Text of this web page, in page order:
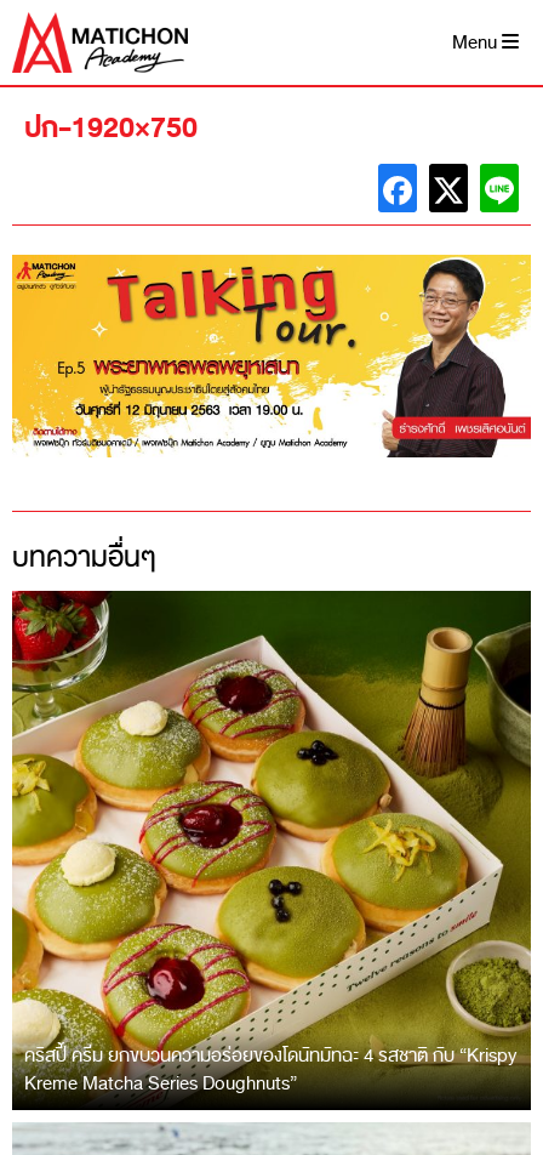
Skip
content
Menu
ปก-1920×750
บทความอื่นๆ
คริสปี้ ครีม ยกขบวนความอร่อยของโดนัทมัทฉะ 4 รสชาติ กับ “Krispy
Kreme Matcha Series Doughnuts”